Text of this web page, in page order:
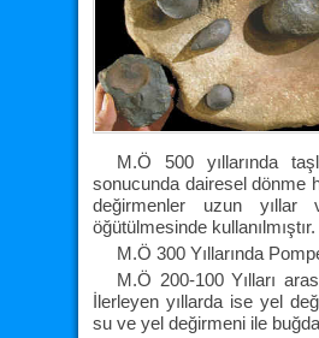
M.Ö 500 yıllarında
sonucunda dairesel dönme
değirmenler uzun yıllar
öğütülmesinde kullanılmıştır.
M.Ö 300 Yıllarında
M.Ö 200-100 Yılları
İlerleyen yıllarda ise yel
su ve yel değirmeni ile